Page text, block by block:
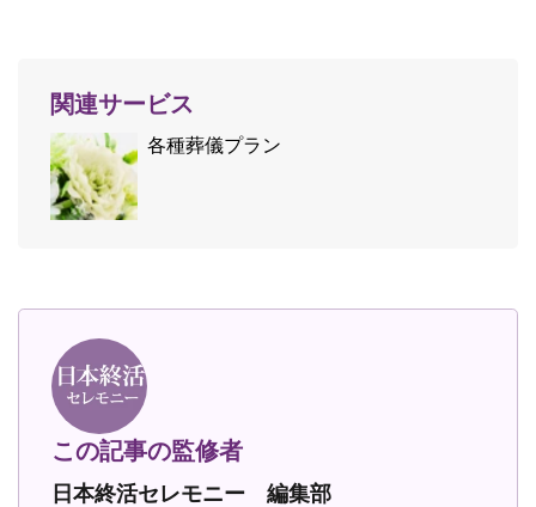
関連サービス
各種葬儀プラン
この記事の監修者
日本終活セレモニー 編集部